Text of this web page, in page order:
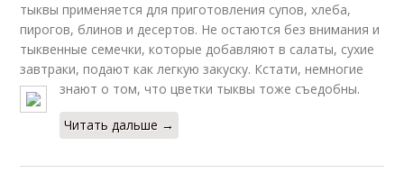
тыквы применяется для приготовления супов, хлеба,
пирогов, блинов и десертов. Не остаются без внимания и
тыквенные семечки, которые добавляют в салаты, сухие
завтраки, подают как легкую закуску. Кстати, немногие
знают о том, что цветки тыквы тоже съедобны.
Читать дальше →